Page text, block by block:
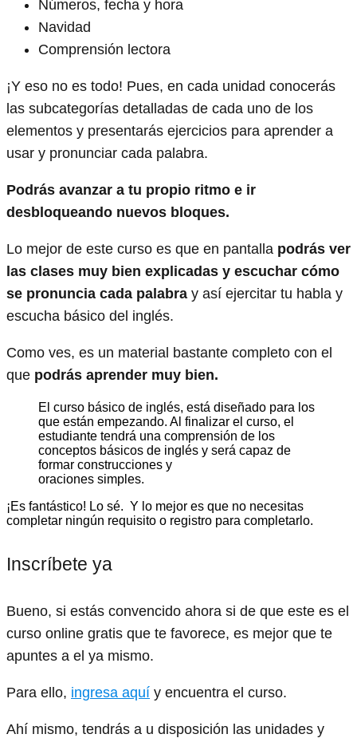
Números, fecha y hora
Navidad
Comprensión lectora
¡Y eso no es todo! Pues, en cada unidad conocerás
las subcategorías detalladas de cada uno de los
elementos y presentarás ejercicios para aprender a
usar y pronunciar cada palabra.
Podrás avanzar a tu propio ritmo e ir
desbloqueando nuevos bloques.
Lo mejor de este curso es que en pantalla podrás ver
las clases muy bien explicadas y escuchar cómo
se pronuncia cada palabra y así ejercitar tu habla y
escucha básico del inglés.
Como ves, es un material bastante completo con el
que podrás aprender muy bien.
El curso básico de inglés, está diseñado para los
que están empezando. Al finalizar el curso, el
estudiante tendrá una comprensión de los
conceptos básicos de inglés y será capaz de
formar construcciones y
oraciones simples.
¡Es fantástico! Lo sé. Y lo mejor es que no necesitas
completar ningún requisito o registro para completarlo.
Inscríbete ya
Bueno, si estás convencido ahora si de que este es el
curso online gratis que te favorece, es mejor que te
apuntes a el ya mismo.
Para ello, ingresa aquí y encuentra el curso.
Ahí mismo, tendrás a u disposición las unidades y